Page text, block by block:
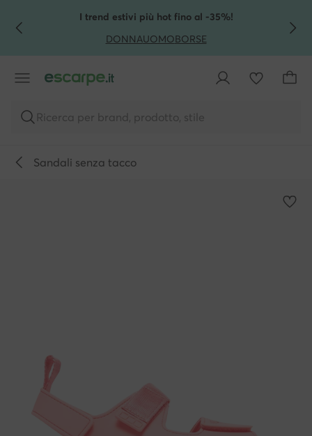
VAI AL CONTENUTO PRINCIPALE
VAI ALLA RICERCAI trend estivi più hot fino al -35%!
DONNAUOMOBORSE
Ricerca per brand, prodotto, stile
Sandali senza tacco